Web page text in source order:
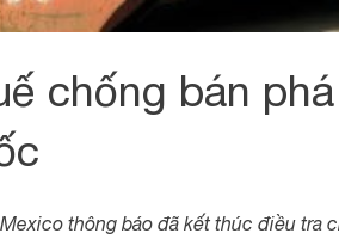
chống bán
thông báo đã kết thúc điều tra